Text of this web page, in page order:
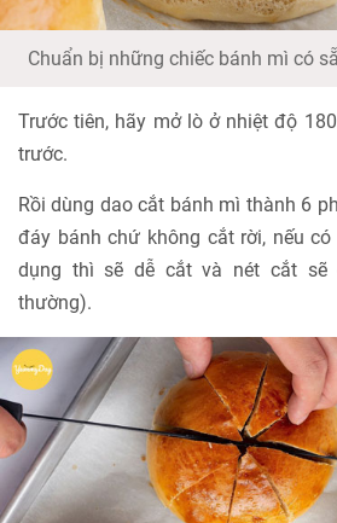
Chuẩn bị những chiếc bánh mì có
Trước tiên, hãy mở lò ở nhiệt độ
trước.
Rồi dùng dao cắt bánh mì thành 6
đáy bánh chứ không cắt rời, nếu
dụng thì sẽ dễ cắt và nét cắt sẽ
thường).